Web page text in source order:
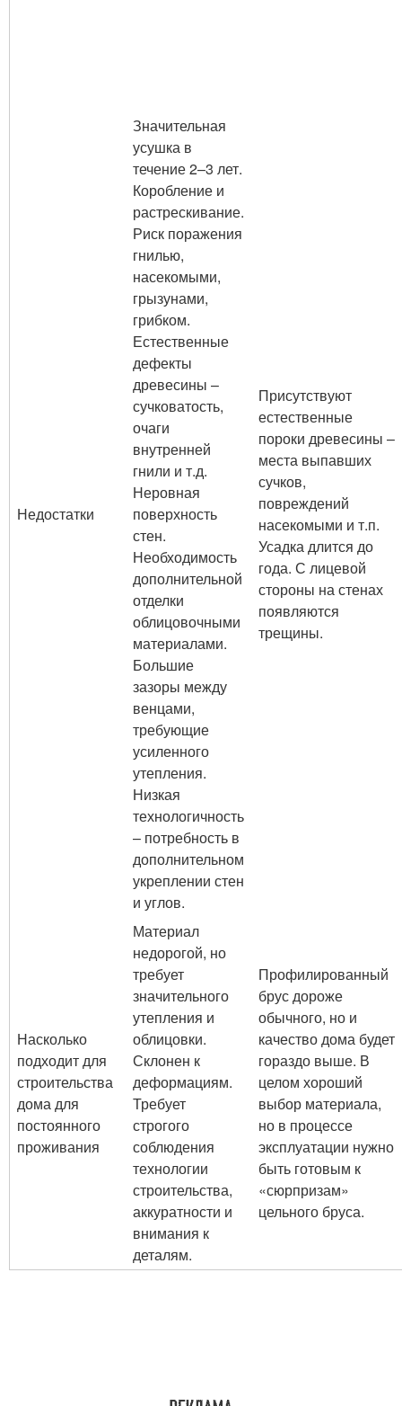
Недостатки
Значительная
усушка в
течение 2–3 лет.
Коробление и
растрескивание.
Риск поражения
гнилью,
насекомыми,
грызунами,
грибком.
Естественные
дефекты
древесины –
сучковатость,
очаги
внутренней
гнили и т.д.
Неровная
поверхность
стен.
Необходимость
дополнительной
отделки
облицовочными
материалами.
Большие
зазоры между
венцами,
требующие
усиленного
утепления.
Низкая
технологичность
– потребность в
дополнительном
укреплении стен
и углов.
Присутствуют
естественные
пороки древесины –
места выпавших
сучков,
повреждений
насекомыми и т.п.
Усадка длится до
года. С лицевой
стороны на стенах
появляются
трещины.
Насколько
подходит для
строительства
дома для
постоянного
проживания
Материал
недорогой, но
требует
значительного
утепления и
облицовки.
Склонен к
деформациям.
Требует
строгого
соблюдения
технологии
строительства,
аккуратности и
внимания к
деталям.
Профилированный
брус дороже
обычного, но и
качество дома будет
гораздо выше. В
целом хороший
выбор материала,
но в процессе
эксплуатации нужно
быть готовым к
«сюрпризам»
цельного бруса.